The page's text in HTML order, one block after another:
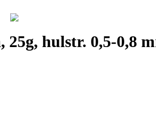
25g, hulstr. 0,5-0,8